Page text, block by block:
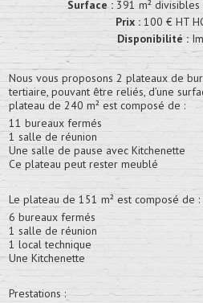
Surface : 391 m²
Prix : 100 € HT
Disponibilité :
Nous vous proposons 2 plateaux de
tertiaire, pouvant être reliés, d’une
plateau de 240 m² est composé de :
11 bureaux fermés
1 salle de réunion
Une salle de pause avec Kitchenette
Ce plateau peut rester meublé
Le plateau de 151 m² est composé de :
6 bureaux fermés
1 salle de réunion
1 local technique
Une Kitchenette
Prestations :